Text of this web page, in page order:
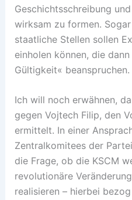
Geschichtsschreibung
wirksam zu formen.
staatliche Stellen sollen
einholen können, die
Gültigkeit« beanspruchen.
Ich will noch erwähnen,
gegen Vojtech Filip, den
ermittelt. In einer
Zentralkomitees der
die Frage, ob die KSCM
revolutionäre
realisieren – hierbei